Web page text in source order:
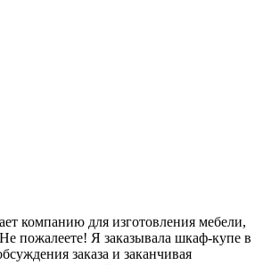
компанию для изготовления мебели,
пожалеете! Я заказывала шкаф-купе в
заказа и заканчивая